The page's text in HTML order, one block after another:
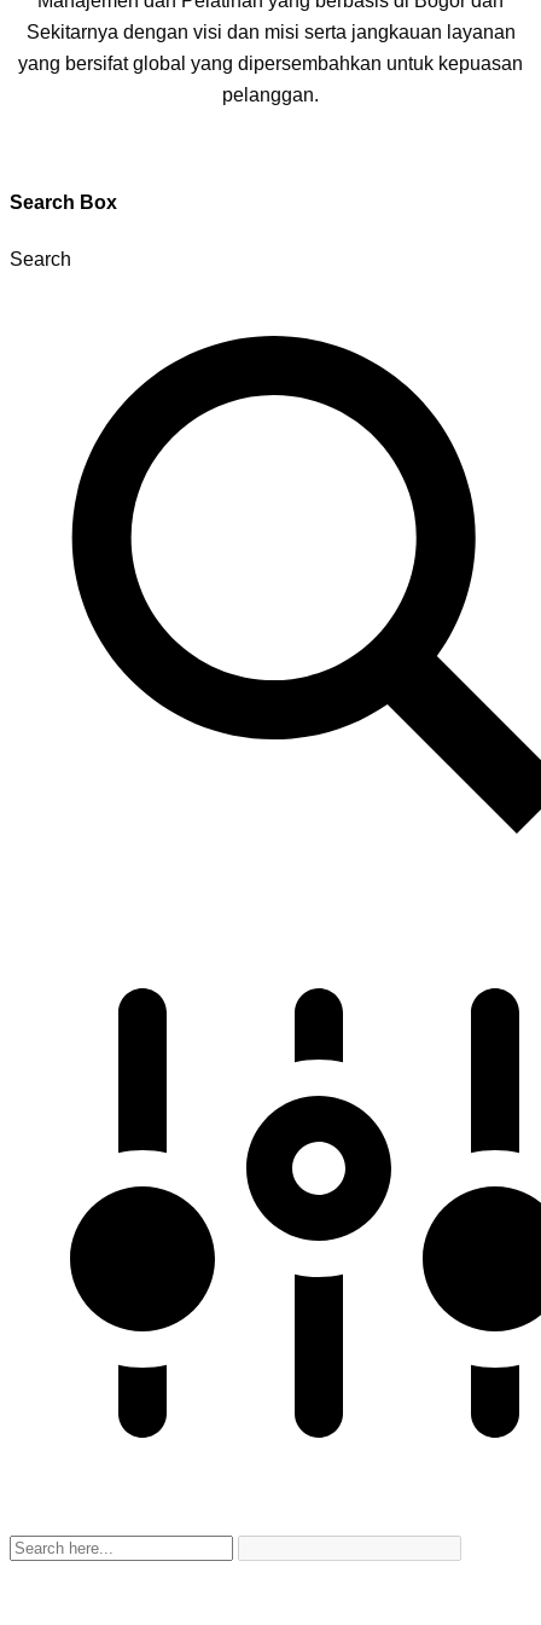
Sekitarnya dengan visi dan misi serta jangkauan layanan
yang bersifat global yang dipersembahkan untuk kepuasan
pelanggan.
Search Box
Search